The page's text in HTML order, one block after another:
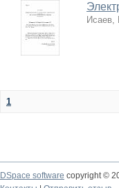
Исаев,
1
DSpace software copyright ©